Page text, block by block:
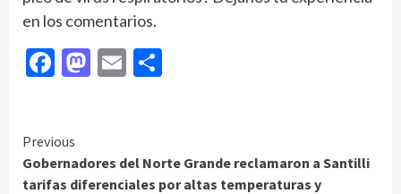
en los comentarios.
Facebook
Mastodon
Email
Continue
Reading
Previous
Gobernadores del Norte Grande reclamaron a Santilli
tarifas diferenciales por altas temperaturas y